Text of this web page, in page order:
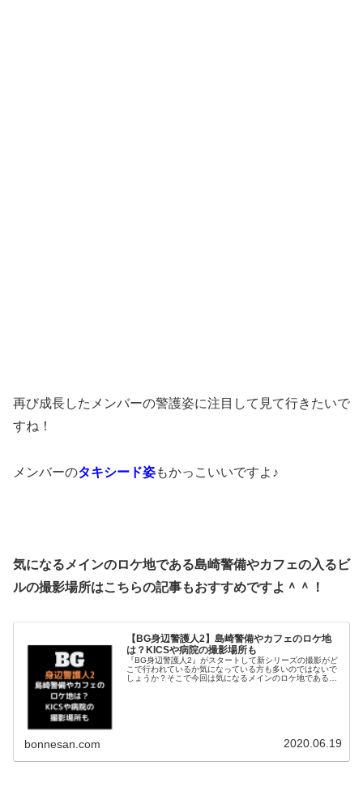
再び成長したメンバーの警護姿に注目して見て行きたいで
すね！
メンバーのタキシード姿もかっこいいですよ♪
気になるメインのロケ地である島崎警備やカフェの入るビ
ルの撮影場所はこちらの記事もおすすめですよ＾＾！
【BG身辺警護人2】島崎警備やカフェのロケ地
は？KICSや病院の撮影場所も
『BG身辺警護人2』がスタートして新シリーズの撮影がど
こで行われているか気になっている方も多いのではないで
しょうか？そこで今回は気になるメインのロケ地である島
bonnesan.com 2020.06.19